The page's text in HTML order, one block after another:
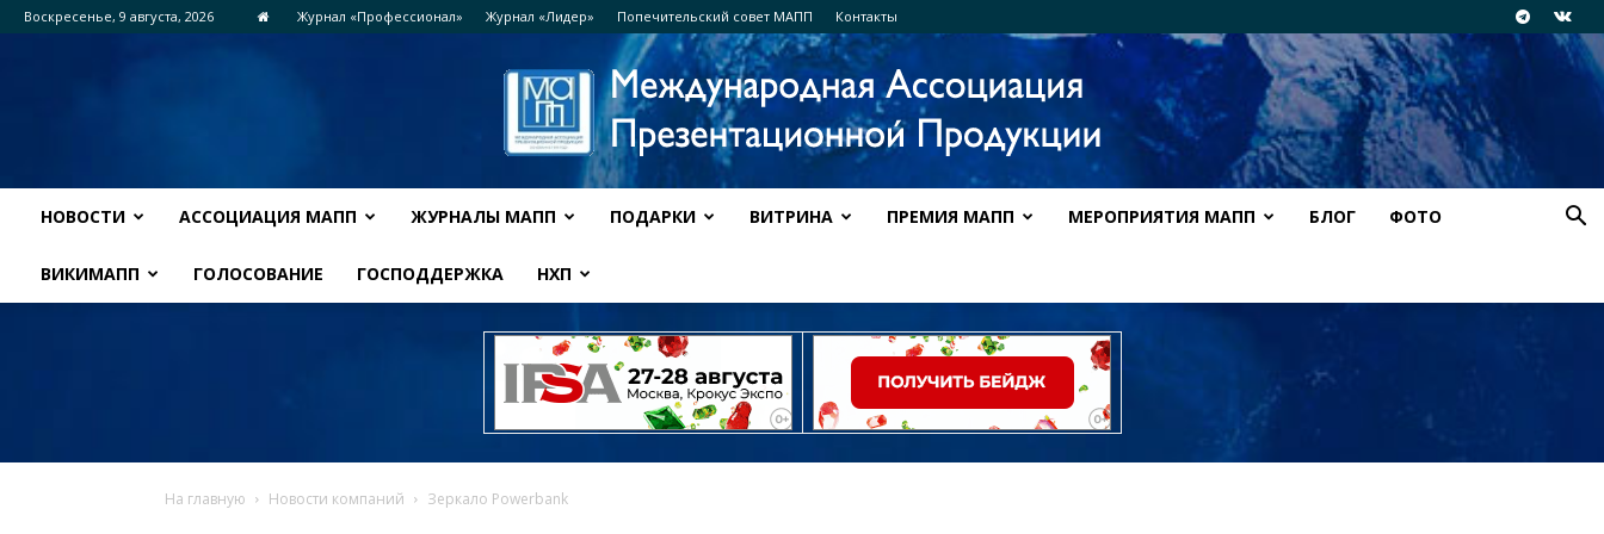
Воскресенье, 9 августа, 2026 Журнал «Профессионал» Журнал «Лидер» Попечительский совет МАПП Контакты
НОВОСТИ АССОЦИАЦИЯ МАПП ЖУРНАЛЫ МАПП ПОДАРКИ ВИТРИНА ПРЕМИЯ МАПП МЕРОПРИЯТИЯ МАПП БЛОГ ФОТО
ВИКИМАПП ГОЛОСОВАНИЕ ГОСПОДДЕРЖКА НХП
На главную Новости компаний Зеркало Powerbank